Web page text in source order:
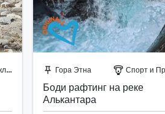
push_pin Гора Этна paragliding Спорт и
Боди рафтинг на реке
Алькантара